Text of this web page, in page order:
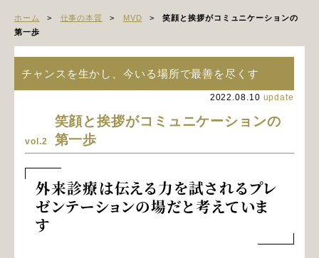
ホーム 仕事の本質 MVD
笑顔と挨拶がコミュニケーションの
第一歩
チャンスを生かし、今いる場所で最善を尽くす
2022.08.10 update
vol.2
笑顔と挨拶がコミュニケーションの
第一歩
外来診療は伝える力を試されるプレ
ゼンテーションの場だと考えていま
す